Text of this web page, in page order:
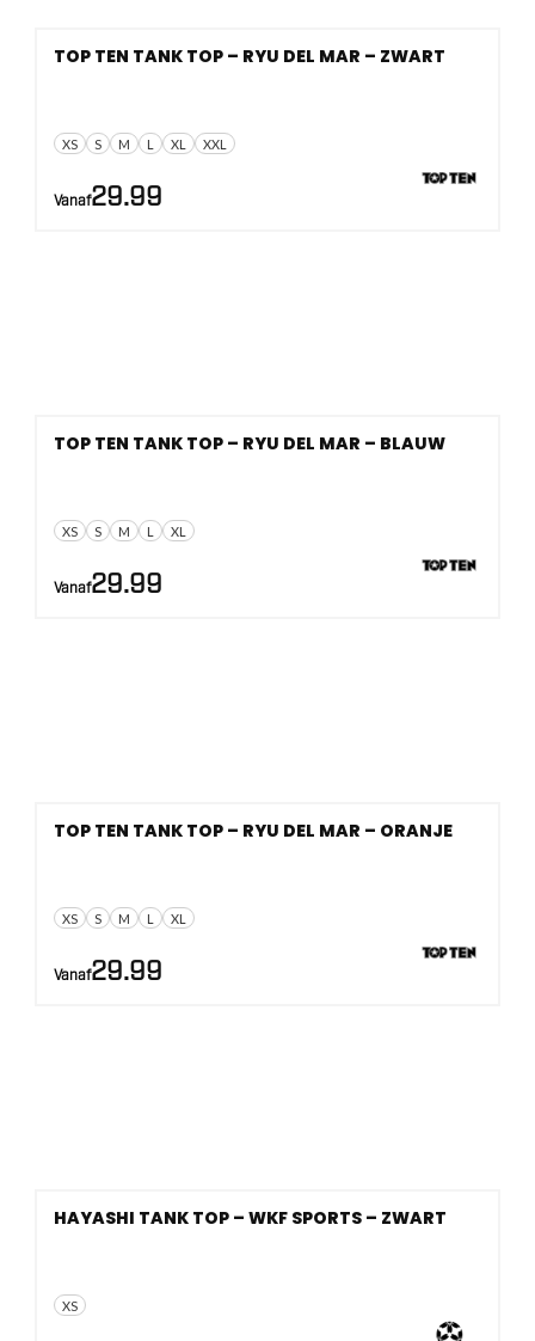
XS S M L XL XXL
TOP TEN TANK TOP – RYU DEL MAR – ZWART
Vanaf29.99
XS S M L XL
TOP TEN TANK TOP – RYU DEL MAR – BLAUW
Vanaf29.99
XS S M L XL
TOP TEN TANK TOP – RYU DEL MAR – ORANJE
Vanaf29.99
XS
HAYASHI TANK TOP – WKF SPORTS – ZWART